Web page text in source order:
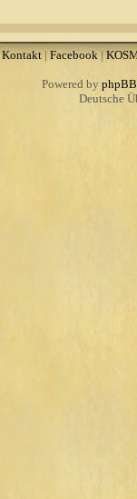
Kontakt| Facebook|
Powered by phpBB
Deutsche